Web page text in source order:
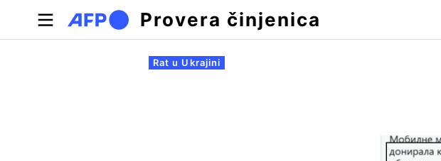
Skip to main content
Provera činjenica
Примарни табови
Rat u Ukrajini